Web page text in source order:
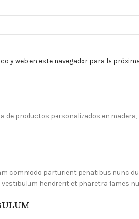
y web en este navegador para la
de productos personalizados en
commodo parturient penatibus nunc
hendrerit et pharetra fames